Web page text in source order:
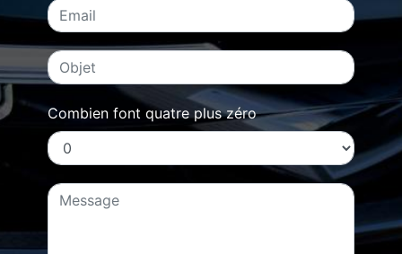
Combien font quatre plus zéro